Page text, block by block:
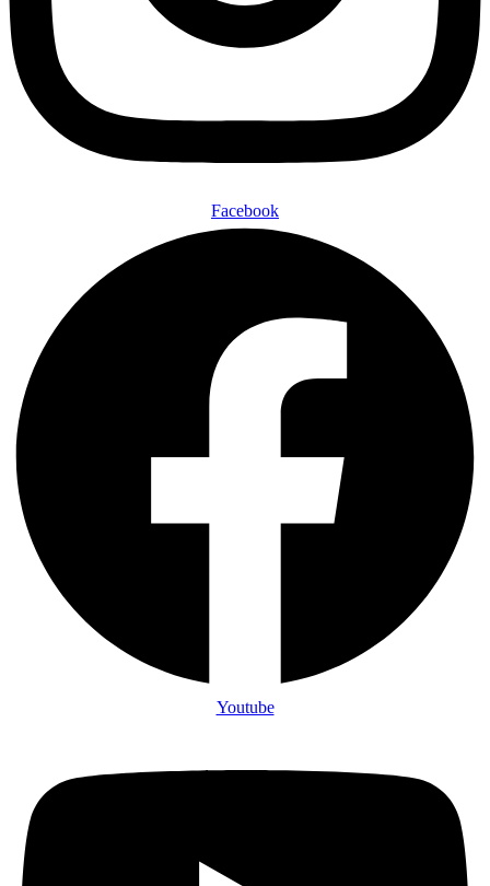
Facebook
Youtube